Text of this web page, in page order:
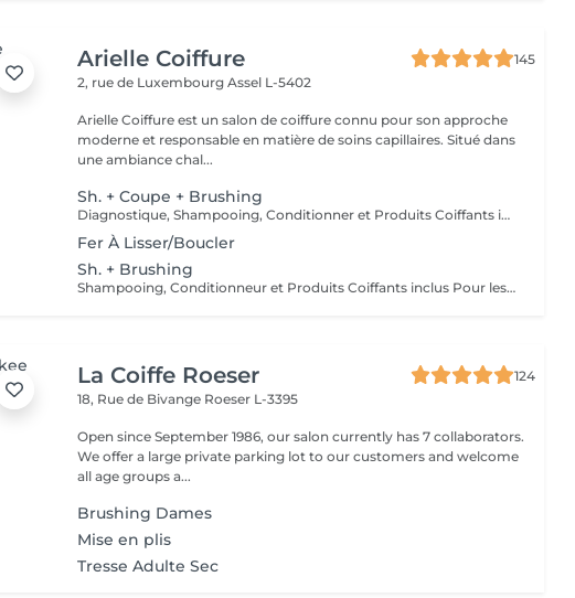
Arielle Coiffure
145
2, rue de LuxembourgAssel L-5402
Arielle Coiffure est un salon de coiffure connu pour son approche
moderne et responsable en matière de soins capillaires. Situé dans
une ambiance chal...
Sh. + Coupe + Brushing
Diagnostique, Shampooing, Conditionner et Produits Coiffants inclus
Fer À Lisser/Boucler
Sh. + Brushing
Shampooing, Conditionneur et Produits Coiffants inclus Pour les brushing avec effet Wave/ondes sera facturer un suppléments
La Coiffe Roeser
124
18, Rue de Bivange Roeser L-3395
Open since September 1986, our salon currently has 7 collaborators.
We offer a large private parking lot to our customers and welcome
all age groups a...
Brushing Dames
Mise en plis
Tresse Adulte Sec